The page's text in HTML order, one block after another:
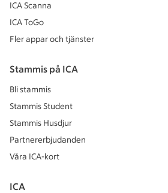
ICA Scanna
ICA ToGo
Fler appar och tjänster
Stammis på ICA
Bli stammis
Stammis Student
Stammis Husdjur
Partnererbjudanden
Våra ICA-kort
ICA